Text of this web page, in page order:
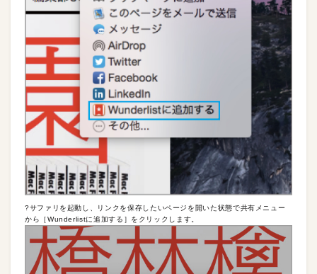
?サファリを起動し、リンクを保存したいページを開いた状態で共有メニュー
から［Wunderlistに追加する］をクリックします。